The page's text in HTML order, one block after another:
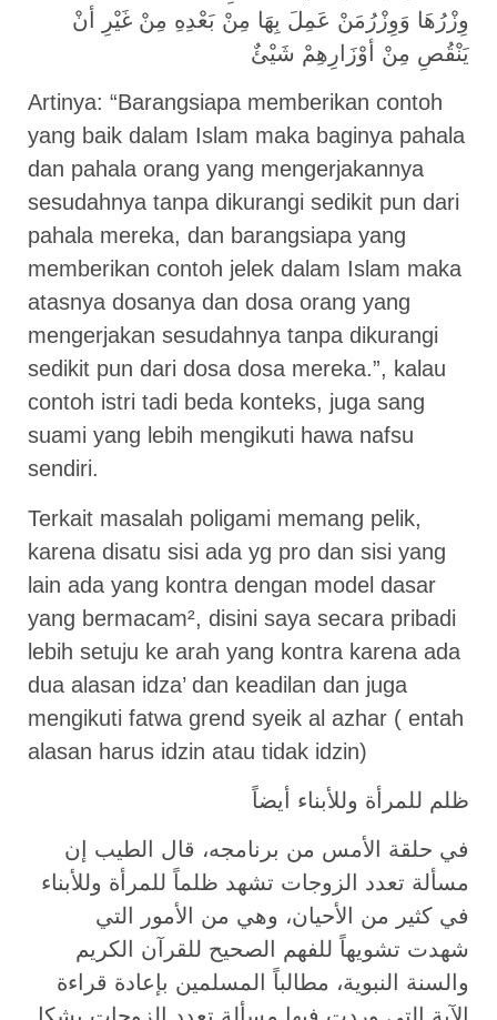
وِزْرُهَا وَوِزْرُمَنْ عَمِلَ بِهَا مِنْ بَعْدِهِ مِنْ غَيْرِ أنْ
يَنْقُصِ مِنْ أوْزَارِهِمْ شَيْئٌ
Artinya: “Barangsiapa memberikan contoh
yang baik dalam Islam maka baginya pahala
dan pahala orang yang mengerjakannya
sesudahnya tanpa dikurangi sedikit pun dari
pahala mereka, dan barangsiapa yang
memberikan contoh jelek dalam Islam maka
atasnya dosanya dan dosa orang yang
mengerjakan sesudahnya tanpa dikurangi
sedikit pun dari dosa dosa mereka.”, kalau
contoh istri tadi beda konteks, juga sang
suami yang lebih mengikuti hawa nafsu
sendiri.
Terkait masalah poligami memang pelik,
karena disatu sisi ada yg pro dan sisi yang
lain ada yang kontra dengan model dasar
yang bermacam², disini saya secara pribadi
lebih setuju ke arah yang kontra karena ada
dua alasan idza’ dan keadilan dan juga
mengikuti fatwa grend syeik al azhar ( entah
alasan harus idzin atau tidak idzin)
ظلم للمرأة وللأبناء أيضاً
في حلقة الأمس من برنامجه، قال الطيب إن
مسألة تعدد الزوجات تشهد ظلماً للمرأة وللأبناء
في كثير من الأحيان، وهي من الأمور التي
شهدت تشويهاً للفهم الصحيح للقرآن الكريم
والسنة النبوية، مطالباً المسلمين بإعادة قراءة